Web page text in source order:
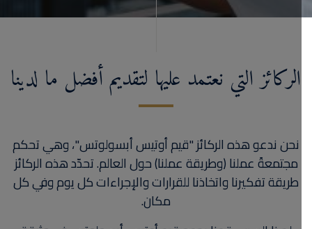
الركائز التي نعتمد عليها لتقديم أفضل ما لدينا
نحن ندعو هذه الركائز "قيم أوتيس أبسولوتس"، وهي تحكم
مجتمعةً عملنا (وطريقة عملنا) حول العالم. تحدّد هذه الركائز
طريقة تفكيرنا واتخاذنا للقرارات والإجراءات كل يوم وفي كل
مكان.